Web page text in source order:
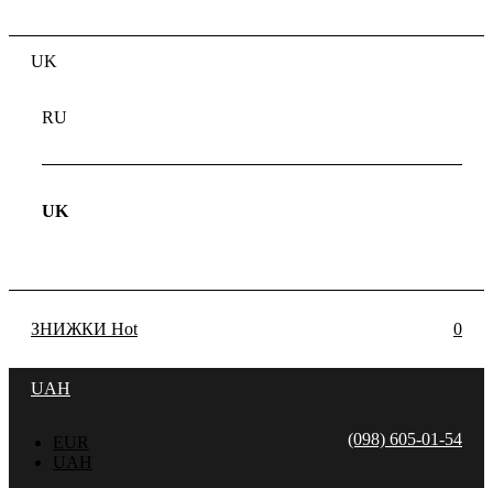
UK
RU
UK
0
ЗНИЖКИ Hot
UAH
EUR
UAH
(098) 605-01-54